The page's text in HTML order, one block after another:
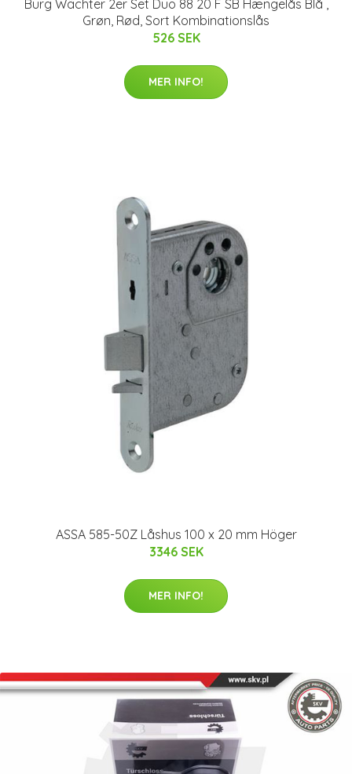
Burg Wächter 2er Set Duo 88 20 F SB Hængelås Blå ,
Grøn, Rød, Sort Kombinationslås
526 SEK
MER INFO!
ASSA 585-50Z Låshus 100 x 20 mm Höger
3346 SEK
MER INFO!